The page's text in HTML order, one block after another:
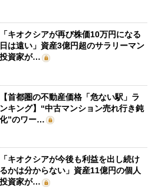
「キオクシアが再び株価10万円になる
日は遠い」資産3億円超のサラリーマン
投資家が…
【首都圏の不動産価格「危ない駅」ラ
ンキング】“中古マンション売れ行き鈍
化”のワー…
「キオクシアが今後も利益を出し続け
るかは分からない」資産11億円の個人
投資家が…